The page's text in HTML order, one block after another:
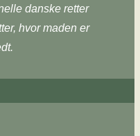
danske retter
hvor maden er